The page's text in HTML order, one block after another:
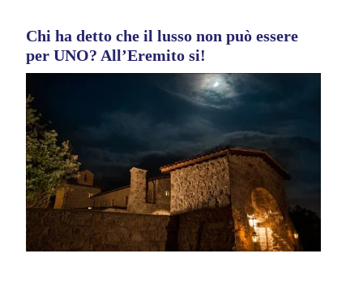
Chi ha detto che il lusso non può essere
per UNO? All’Eremito si!